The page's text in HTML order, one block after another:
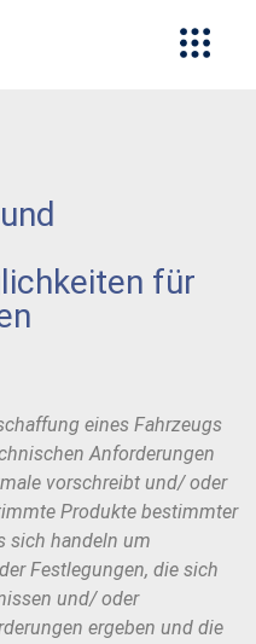
für
eines Fahrzeugs
Anforderungen
vorschreibt und/ oder
Produkte bestimmter
sich handeln um
Festlegungen, die sich
und/ oder
ergeben und die